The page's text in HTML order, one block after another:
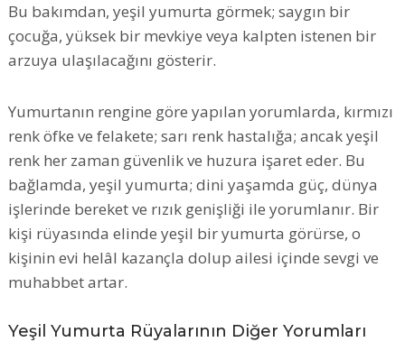
Bu bakımdan, yeşil yumurta görmek; saygın bir
çocuğa, yüksek bir mevkiye veya kalpten istenen bir
arzuya ulaşılacağını gösterir.
Yumurtanın rengine göre yapılan yorumlarda, kırmızı
renk öfke ve felakete; sarı renk hastalığa; ancak yeşil
renk her zaman güvenlik ve huzura işaret eder. Bu
bağlamda, yeşil yumurta; dini yaşamda güç, dünya
işlerinde bereket ve rızık genişliği ile yorumlanır. Bir
kişi rüyasında elinde yeşil bir yumurta görürse, o
kişinin evi helâl kazançla dolup ailesi içinde sevgi ve
muhabbet artar.
Yeşil Yumurta Rüyalarının Diğer Yorumları